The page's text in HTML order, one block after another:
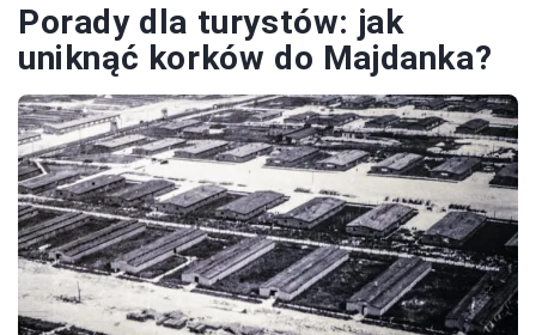
Porady dla turystów: jak
uniknąć korków do Majdanka?